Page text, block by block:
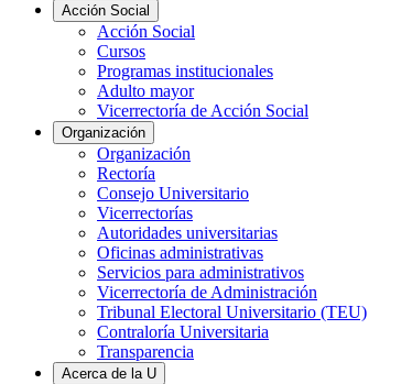
Acción Social
Acción Social
Cursos
Programas institucionales
Adulto mayor
Vicerrectoría de Acción Social
Organización
Organización
Rectoría
Consejo Universitario
Vicerrectorías
Autoridades universitarias
Oficinas administrativas
Servicios para administrativos
Vicerrectoría de Administración
Tribunal Electoral Universitario (TEU)
Contraloría Universitaria
Transparencia
Acerca de la U